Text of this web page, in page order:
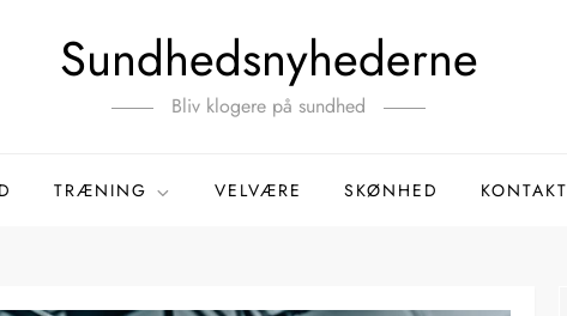
Sundhedsnyhederne
Bliv klogere på sundhed
TRÆNING VELVÆRE SKØNHED KONTAKT